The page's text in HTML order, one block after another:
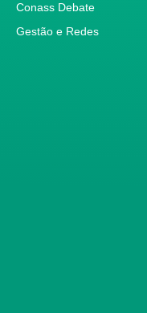
Conass Debate
Gestão e Redes